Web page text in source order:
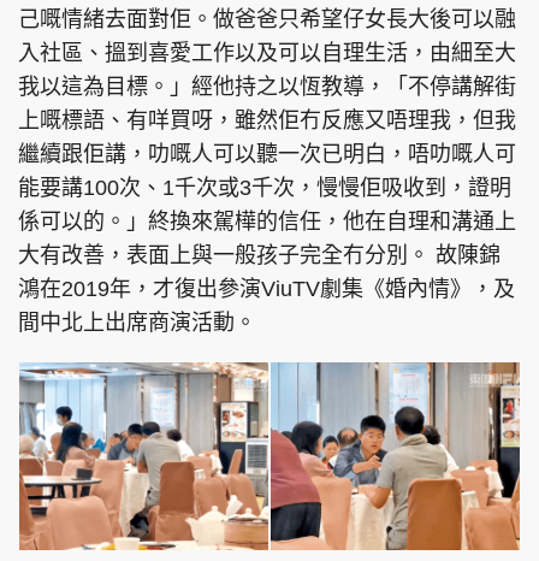
己嘅情緒去面對佢。做爸爸只希望仔女長大後可以融
入社區、搵到喜愛工作以及可以自理生活，由細至大
我以這為目標。」經他持之以恆教導，「不停講解街
上嘅標語、有咩買呀，雖然佢冇反應又唔理我，但我
繼續跟佢講，叻嘅人可以聽一次已明白，唔叻嘅人可
能要講100次、1千次或3千次，慢慢佢吸收到，證明
係可以的。」終換來駕樺的信任，他在自理和溝通上
大有改善，表面上與一般孩子完全冇分別。 故陳錦
鴻在2019年，才復出參演ViuTV劇集《婚內情》，及
間中北上出席商演活動。